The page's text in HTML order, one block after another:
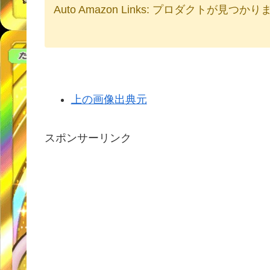
Auto Amazon Links: プロダクトが見つかりま
上の画像出典元
スポンサーリンク